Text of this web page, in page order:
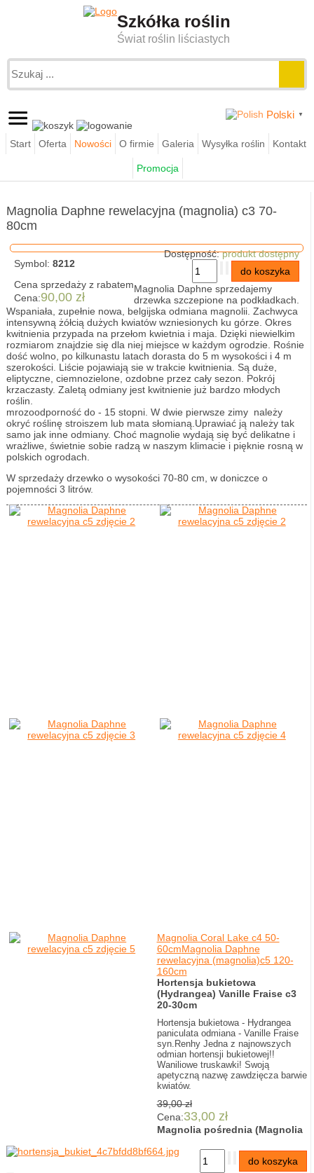
Szkółka roślin
Świat roślin liściastych
Polski ▼
Start Oferta Nowości O firmie Galeria Wysyłka roślin Kontakt
Promocja
sklep
Magnolia Daphne rewelacyjna (magnolia) c3 70-80cm
Magnolia Daphne rewelacyjna (magnolia) c3 70-
80cm
Symbol: 8212
Cena sprzedaży z rabatem
Cena:90,00 zł
Dostępność:produkt dostępny
Magnolia Daphne sprzedajemy
drzewka szczepione na podkładkach.
Wspaniała, zupełnie nowa, belgijska odmiana magnolii. Zachwyca
intensywną żółcią dużych kwiatów wzniesionych ku górze. Okres
kwitnienia przypada na przełom kwietnia i maja. Dzięki niewielkim
rozmiarom znajdzie się dla niej miejsce w każdym ogrodzie. Rośnie
dość wolno, po kilkunastu latach dorasta do 5 m wysokości i 4 m
szerokości. Liście pojawiają sie w trakcie kwitnienia. Są duże,
eliptyczne, ciemnozielone, ozdobne przez cały sezon. Pokrój
krzaczasty. Zaletą odmiany jest kwitnienie już bardzo młodych
roślin.
mrozoodporność do - 15 stopni. W dwie pierwsze zimy należy
okryć roślinę stroiszem lub mata słomianą.Uprawiać ją należy tak
samo jak inne odmiany. Choć magnolie wydają się być delikatne i
wrażliwe, świetnie sobie radzą w naszym klimacie i pięknie rosną w
polskich ogrodach.
W sprzedaży drzewko o wysokości 70-80 cm, w doniczce o
pojemności 3 litrów.
Magnolia Coral Lake c4 50-
60cmMagnolia Daphne
rewelacyjna (magnolia)c5 120-
160cm
Hortensja bukietowa
(Hydrangea) Vanille Fraise c3
20-30cm
Hortensja bukietowa - Hydrangea
paniculata odmiana - Vanille Fraise
syn.Renhy Jedna z najnowszych
odmian hortensji bukietowej!!
Waniliowe truskawki! Swoją
apetyczną nazwę zawdzięcza barwie
kwiatów.
39,00 zł
Cena:33,00 zł
Magnolia pośrednia (Magnolia